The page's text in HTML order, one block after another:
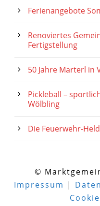
Ferienangebote
Renoviertes
Fertigstellung
50 Jahre Marterl in
Pickleball –
Wölbling
Die Feuerwehr-
©
Impressum |